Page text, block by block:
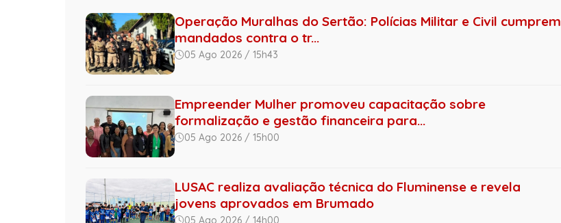
Operação Muralhas do Sertão: Polícias Militar e Civil cumprem
mandados contra o tr...
05 Ago 2026 / 15h43
Empreender Mulher promoveu capacitação sobre
formalização e gestão financeira para...
05 Ago 2026 / 15h00
LUSAC realiza avaliação técnica do Fluminense e revela
jovens aprovados em Brumado
05 Ago 2026 / 14h00